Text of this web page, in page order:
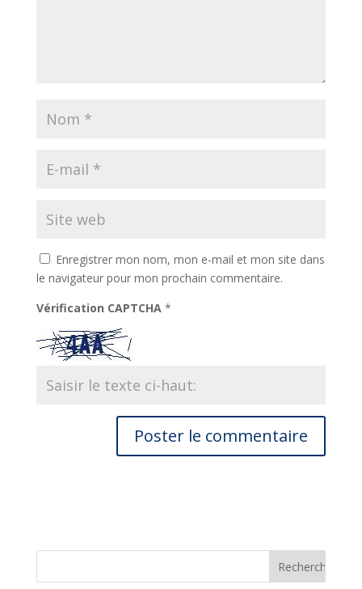
Enregistrer mon nom, mon e-mail et mon site dans
le navigateur pour mon prochain commentaire.
Vérification CAPTCHA *